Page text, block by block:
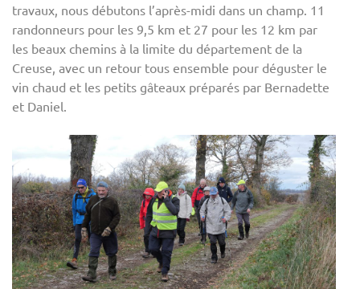
travaux, nous débutons l’après-midi dans un champ. 11
randonneurs pour les 9,5 km et 27 pour les 12 km par
les beaux chemins à la limite du département de la
Creuse, avec un retour tous ensemble pour déguster le
vin chaud et les petits gâteaux préparés par Bernadette
et Daniel.